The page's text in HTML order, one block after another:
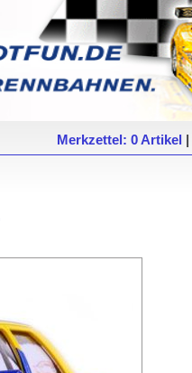
Merkzettel: 0 Artikel |